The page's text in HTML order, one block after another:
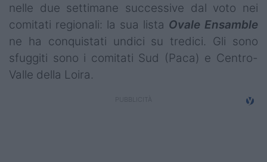
Serie B
Serie C
Femminile
nelle due settimane successive dal voto nei
comitati regionali: la sua lista Ovale Ensamble
ne ha conquistati undici su tredici. Gli sono
sfuggiti sono i comitati Sud (Paca) e Centro-
Valle della Loira.